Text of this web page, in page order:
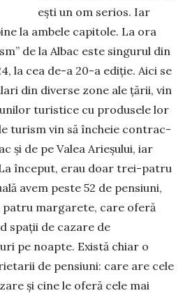
ești un om serios. Iar
la ambele capitole. La ora
de la Al­bac este singurul din
la cea de-a 20-a ediție. Aici se
din diverse zone ale țării, vin
turistice cu produsele lor
turism vin să încheie con­trac­
și de pe Valea Arie­șului, iar
început, erau doar trei-patru
avem peste 52 de pensiuni,
patru margarete, care oferă
spații de cazare de
pe noapte. Există chiar o
de pensiuni: care are cele
și cine le oferă cele mai